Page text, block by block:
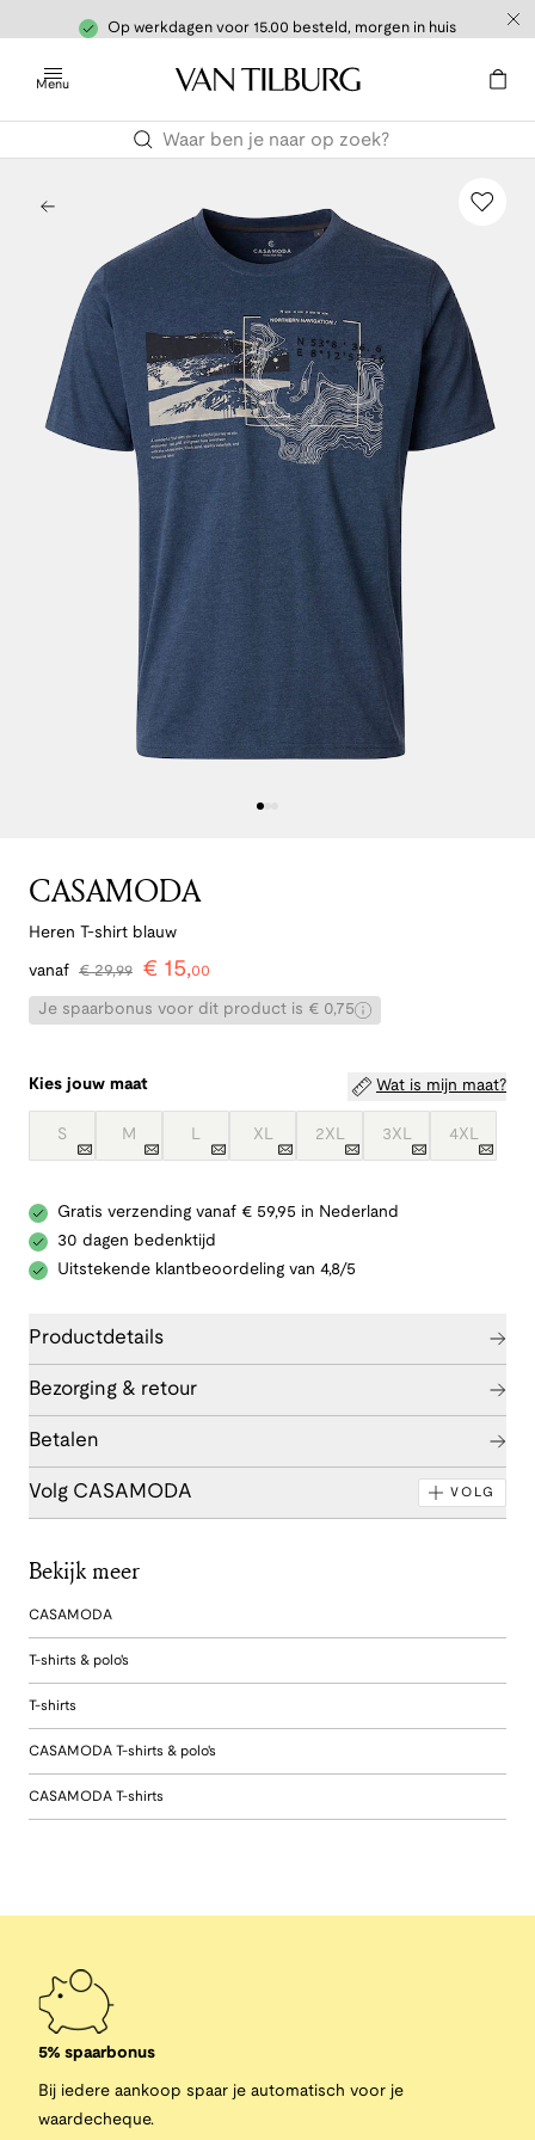
Op werkdagen voor 15.00 besteld, morgen in huis
Menu
CASAMODA
Heren T-shirt blauw
vanaf €29,99 € 15,00
Je spaarbonus voor dit product is € 0,75
Kies jouw maat Wat is mijn maat?
S M L XL 2XL 3XL 4XL
Gratis verzending vanaf € 59,95 in Nederland
30 dagen bedenktijd
Uitstekende klantbeoordeling van 4,8/5
Productdetails
Bezorging & retour
Betalen
Volg CASAMODA VOLG
Bekijk meer
CASAMODA
T-shirts & polo's
T-shirts
CASAMODA T-shirts & polo's
CASAMODA T-shirts
5% spaarbonus
Bij iedere aankoop spaar je automatisch voor je
waardecheque.